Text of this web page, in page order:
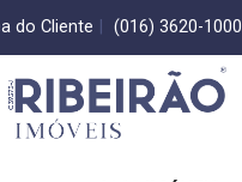
do Cliente (016) 3620-1000